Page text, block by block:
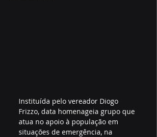
Instituída pelo vereador Diogo
Frizzo, data homenageia grupo que
atua no apoio à população em
situações de emergência, na